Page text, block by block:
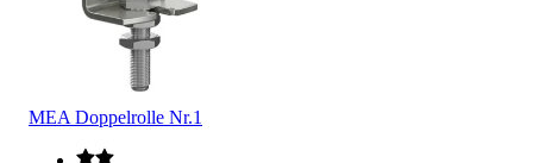
MEA Doppelrolle Nr.1